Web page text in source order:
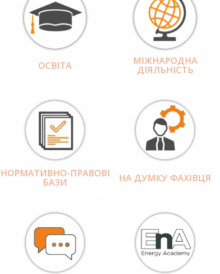
ОСВІТА МІЖНАРОДНА
ДІЯЛЬНІCТЬ
НОРМАТИВНО-ПРАВОВІ
БАЗИ НА ДУМКУ ФАХІВЦЯ